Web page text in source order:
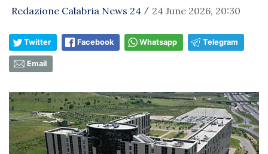
Redazione Calabria News 24 / 24 June 2026, 20:30
Twitter Facebook Whatsapp Telegram
Email